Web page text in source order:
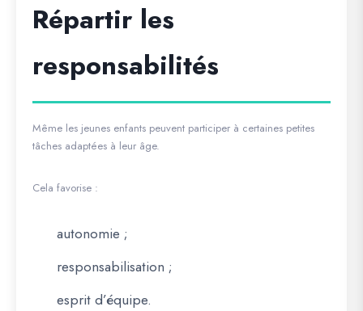
Répartir les
responsabilités
Même les jeunes enfants peuvent participer à certaines petites
tâches adaptées à leur âge.
Cela favorise :
autonomie ;
responsabilisation ;
esprit d’équipe.